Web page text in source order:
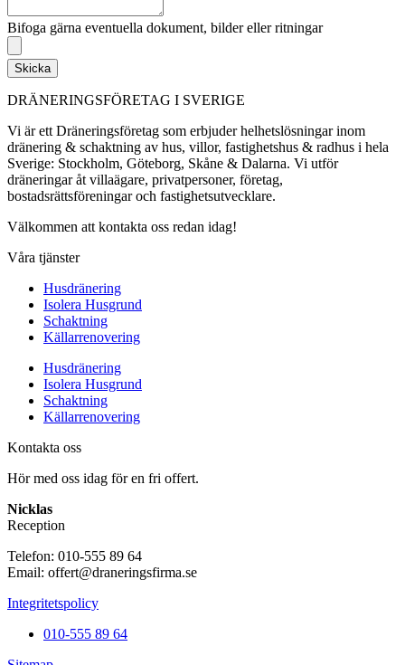
Bifoga gärna eventuella dokument, bilder eller ritningar
Skicka
DRÄNERINGSFÖRETAG I SVERIGE
Vi är ett Dräneringsföretag som erbjuder helhetslösningar inom
dränering & schaktning av hus, villor, fastighetshus & radhus i hela
Sverige: Stockholm, Göteborg, Skåne & Dalarna. Vi utför
dräneringar åt villaägare, privatpersoner, företag,
bostadsrättsföreningar och fastighetsutvecklare.
Välkommen att kontakta oss redan idag!
Våra tjänster
Husdränering
Isolera Husgrund
Schaktning
Källarrenovering
Husdränering
Isolera Husgrund
Schaktning
Källarrenovering
Kontakta oss
Hör med oss idag för en fri offert.
Nicklas
Reception
Telefon: 010-555 89 64
Email: offert@draneringsfirma.se
Integritetspolicy
010-555 89 64